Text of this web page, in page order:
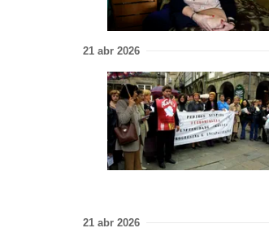
21 abr 2026
21 abr 2026